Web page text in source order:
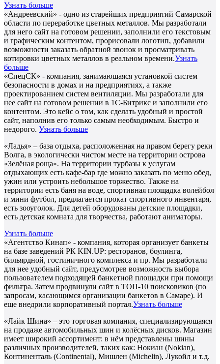
Узнать больше
«Андреевский» - одно из старейших предприятий Самарской
области по переработке цветных металлов. Мы разработали
для него сайт на готовом решении, заполнили его текстовым
и графическим контентом, прорисовали логотип, добавили
возможности заказать обратной звонок и просматривать
котировки цветных металлов в реальном времени.Узнать
больше
«СпецСК» - компания, занимающаяся установкой систем
безопасности в домах и на предприятиях, а также
проектированием систем вентиляции. Мы разработали для
нее сайт на готовом решении в 1С-Битрикс и заполнили его
контентом. Это кейс о том, как сделать удобный и простой
сайт, наполнив его только самым необходимым. Быстро и
недорого. Узнать больше
«Ладья» – база отдыха, расположенная на правом берегу реки
Волга, в экологически чистом месте на территории острова
«Зелёная роща». На территории турбазы к услугам
отдыхающих есть кафе-бар где можно заказать по меню обед,
ужин или устроить небольшое торжество. Также на
территории есть баня на воде, спортивная площадка волейбол
и мини футбол, предлагается прокат спортивного инвентаря,
есть зооуголок. Для детей оборудованы детские площадки,
есть детская комната для творчества, работают аниматоры.
Узнать больше
«Агентство Кинап» - компания, которая организует банкеты
на базе заведений РК KIN.UP: ресторанов, боулинга,
бильярдной, гостиничного комплекса и пр. Мы разработали
для нее удобный сайт, предусмотрев возможность выбора
пользователем подходящей банкетной площадки при помощи
фильтра. Затем продвинули сайт в ТОП-10 поисковиков (по
запросам, касающимся организации банкетов в Самаре). И
еще внедрили корпоративный портал.Узнать больше
«Лайк Шина» – это торговая компания, специализирующаяся
на продаже автомобильных шин и колёсных дисков. Магазин
имеет широкий ассортимент: в нём представлены шины
различных производителей, таких как: Нокиан (Nokian),
Континенталь (Continental), Мишлен (Michelin), Лукойл и т.д.